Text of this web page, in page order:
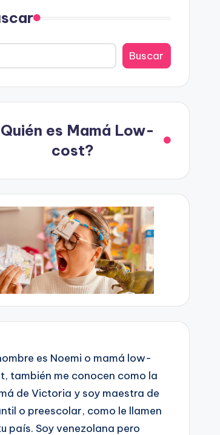
Buscar
es Mamá Low-
cost?
es Noemi o mamá low-
también me conocen como la
de Victoria y soy maestra de
o preescolar, como le llamen
país. Soy venezolana pero